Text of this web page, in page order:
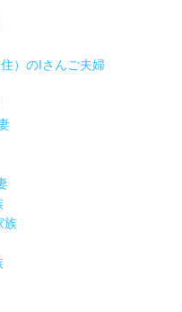
）のIさんご夫婦
族